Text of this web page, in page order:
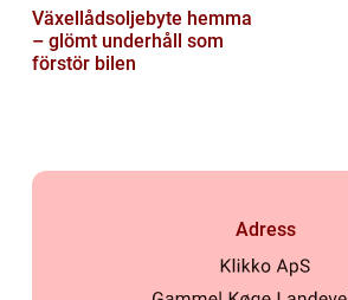
Växellådsoljebyte hemma
– glömt underhåll som
förstör bilen
Adress